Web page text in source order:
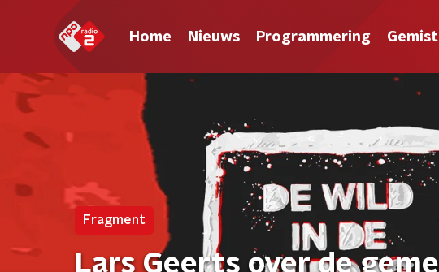
Home Nieuws Programmering Gemist
Fragment
Lars Geerts over de